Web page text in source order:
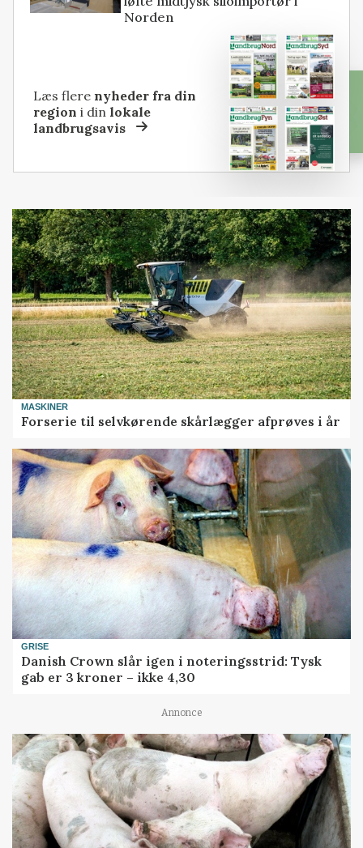
Norden
Læs flere nyheder fra din
region i dinlokale
landbrugsavis
MASKINER
Forserie til selvkørende skårlægger afprøves i år
GRISE
Danish Crown slår igen i noteringsstrid: Tysk
gab er 3 kroner – ikke 4,30
Annonce